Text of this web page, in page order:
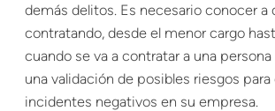
demás delitos. Es necesario conocer a
contratando, desde el menor cargo
cuando se va a contratar a una
una validación de posibles riesgos para
incidentes negativos en su empresa.